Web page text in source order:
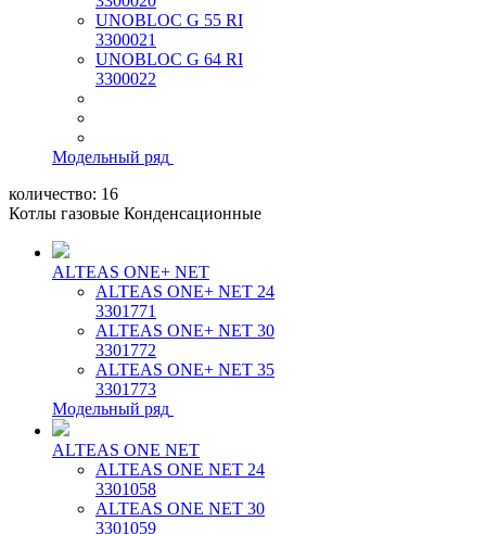
UNOBLOC G 55 RI
3300021
UNOBLOC G 64 RI
3300022
Модельный ряд
количество: 16
Котлы газовые Конденсационные
ALTEAS ONE+ NET
ALTEAS ONE+ NET 24
3301771
ALTEAS ONE+ NET 30
3301772
ALTEAS ONE+ NET 35
3301773
Модельный ряд
ALTEAS ONE NET
ALTEAS ONE NET 24
3301058
ALTEAS ONE NET 30
3301059